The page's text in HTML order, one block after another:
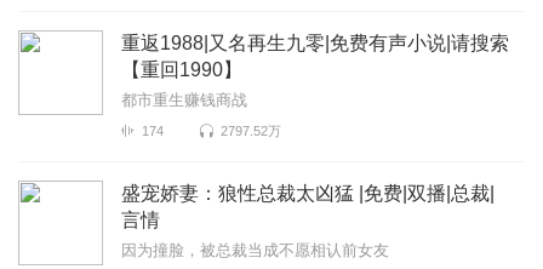
重返1988|又名再生九零|免费有声小说|请搜索
【重回1990】
都市重生赚钱商战
174 2797.52万
盛宠娇妻：狼性总裁太凶猛 |免费|双播|总裁|
言情
因为撞脸，被总裁当成不愿相认前女友